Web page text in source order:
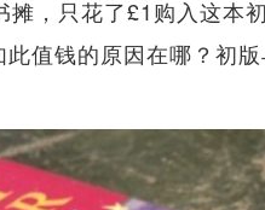
，只花了£1购入这本
值钱的原因在哪？初